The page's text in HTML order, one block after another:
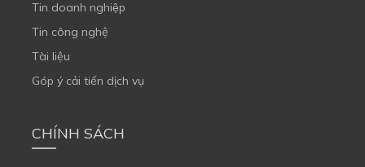
Tin doanh nghiệp
Tin công nghệ
Tài liệu
Góp ý cải tiến dịch vụ
CHÍNH SÁCH